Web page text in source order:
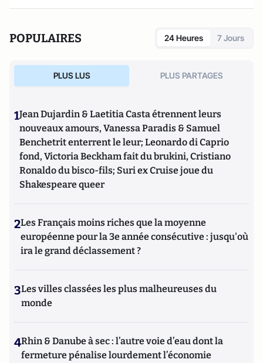
POPULAIRES 24 Heures 7 Jours
PLUS LUS PLUS PARTAGES
1Jean Dujardin & Laetitia Casta étrennent leurs
nouveaux amours, Vanessa Paradis & Samuel
Benchetrit enterrent le leur; Leonardo di Caprio
fond, Victoria Beckham fait du brukini, Cristiano
Ronaldo du bisco-fils; Suri ex Cruise joue du
Shakespeare queer
2Les Français moins riches que la moyenne
européenne pour la 3e année consécutive : jusqu'où
ira le grand déclassement ?
3Les villes classées les plus malheureuses du
monde
4Rhin & Danube à sec : l’autre voie d’eau dont la
fermeture pénalise lourdement l’économie